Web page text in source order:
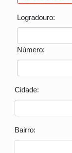
Logradouro:
Número:
Cidade:
Bairro: